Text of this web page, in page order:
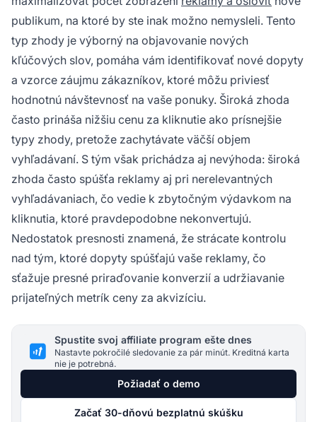
publikum, na ktoré by ste inak možno nemysleli. Tento
typ zhody je výborný na objavovanie nových
kľúčových slov, pomáha vám identifikovať nové dopyty
a vzorce záujmu zákazníkov, ktoré môžu priviesť
hodnotnú návštevnosť na vaše ponuky. Široká zhoda
často prináša nižšiu cenu za kliknutie ako prísnejšie
typy zhody, pretože zachytávate väčší objem
vyhľadávaní. S tým však prichádza aj nevýhoda: široká
zhoda často spúšťa reklamy aj pri nerelevantných
vyhľadávaniach, čo vedie k zbytočným výdavkom na
kliknutia, ktoré pravdepodobne nekonvertujú.
Nedostatok presnosti znamená, že strácate kontrolu
nad tým, ktoré dopyty spúšťajú vaše reklamy, čo
sťažuje presné priraďovanie konverzií a udržiavanie
prijateľných metrík ceny za akvizíciu.
Spustite svoj affiliate program ešte dnes
Nastavte pokročilé sledovanie za pár minút. Kreditná karta
nie je potrebná.
Požiadať o demo
Začať 30-dňovú bezplatnú skúšku